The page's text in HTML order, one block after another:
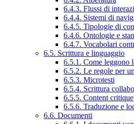
6.4.3. Flussi di
6.4.4. Sistemi di
6.4.5. Tipologie di
6.4.6. Ontologie e
6.4.7. Vocabolari
6.5. Scrittura e linguaggio
6.5.1. Come leggono
6.5.2. Le regole per
6.5.3. Microtesti
6.5.4. Scrittura
6.5.5. Content critique
6.5.6. Traduzione e
6.6. Documenti